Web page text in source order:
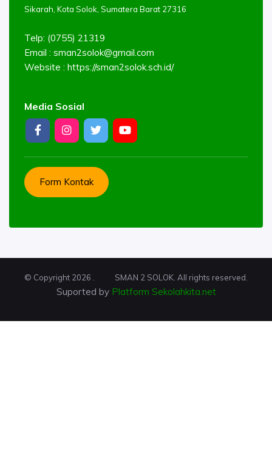
Sikarah, Kota Solok, Sumatera Barat 27316
Telp: (0755) 21319
Email : sman2solok@gmail.com
Website : https://sman2solok.sch.id/
Media Sosial
Form Kontak
© Copyright 2026 . SMAN 2 SOLOK. All rights reserved.
Suported by Platform Sekolahkita.net